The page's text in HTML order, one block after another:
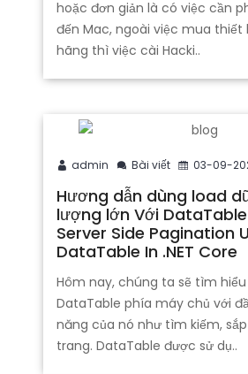
hoặc đơn giản là có việc cần
đến Mac, ngoài việc mua thiết
hãng thì việc cài Hacki..
admin Bài viết 03-09-
Hương dẫn dùng load
lượng lớn Với
Server Side Pagination
DataTable In .NET Core
Hôm nay, chúng ta sẽ tìm
DataTable phía máy chủ với
năng của nó như tìm kiếm,
trang. DataTable được sử dụ..